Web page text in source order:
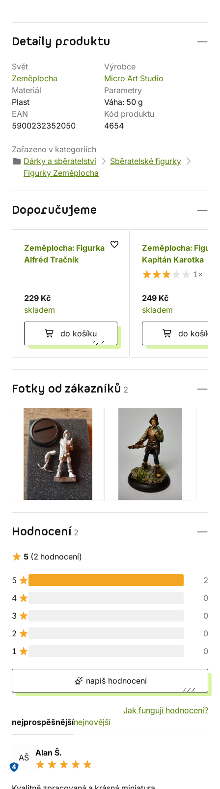
Detaily produktu
Svět
Zeměplocha
Výrobce
Micro Art Studio
Materiál
Plast
Parametry
Váha: 50 g
EAN
5900232352050
Kód produktu
4654
Zařazeno v kategoriích
Dárky a sběratelství
Sběratelské figurky
Figurky Zeměplocha
Doporučujeme
Zeměplocha: Figurka
Alfréd Tračník
229 Kč
skladem
do košíku
Zeměplocha:
Kapitán Karotka
1×
249 Kč
skladem
do košíku
Fotky od zákazníků 2
Hodnocení 2
5 (2 hodnocení)
5
2
4
0
3
0
2
0
1
0
napiš hodnocení
Jak fungují hodnocení?
nejprospěšnějšínejnovější
AŠ
4
Alan Š.